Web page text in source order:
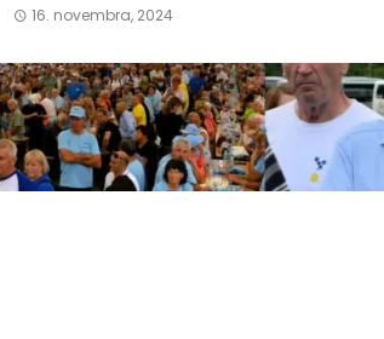
16. novembra, 2024